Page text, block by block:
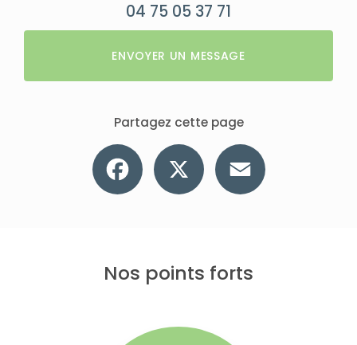
04 75 05 37 71
ENVOYER UN MESSAGE
Partagez cette page
Facebook
Nos points forts